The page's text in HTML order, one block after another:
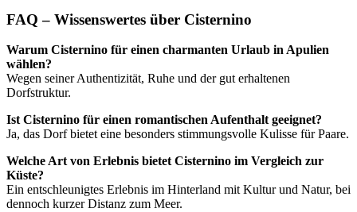
FAQ – Wissenswertes über Cisternino
Warum Cisternino für einen charmanten Urlaub in Apulien
wählen?
Wegen seiner Authentizität, Ruhe und der gut erhaltenen
Dorfstruktur.
Ist Cisternino für einen romantischen Aufenthalt geeignet?
Ja, das Dorf bietet eine besonders stimmungsvolle Kulisse für Paare.
Welche Art von Erlebnis bietet Cisternino im Vergleich zur
Küste?
Ein entschleunigtes Erlebnis im Hinterland mit Kultur und Natur, bei
dennoch kurzer Distanz zum Meer.